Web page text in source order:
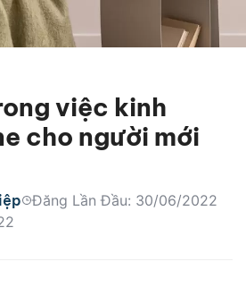
việc kinh
cho người mới
Đăng Lần Đầu: 30/06/2022